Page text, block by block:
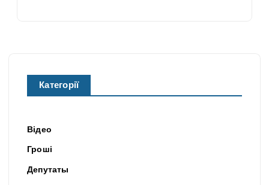
Категорії
Відео
Гроші
Депутаты